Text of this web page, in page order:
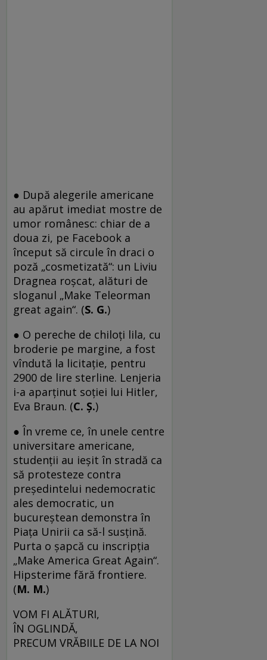
● După alegerile americane
au apărut imediat mostre de
umor românesc: chiar de a
doua zi, pe Facebook a
început să circule în draci o
poză „cosmetizată“: un Liviu
Dragnea roșcat, alături de
sloganul „Make Teleorman
great again“. (S. G.)
● O pereche de chiloți lila, cu
broderie pe margine, a fost
vîndută la licitație, pentru
2900 de lire sterline. Lenjeria
i-a aparținut soției lui Hitler,
Eva ­Braun. (C. Ș.)
● În vreme ce, în unele centre
universitare americane,
studenţii au ieşit în stradă ca
să protesteze contra
preşedintelui nedemocratic
ales democratic, un
bucureştean demonstra în
Piaţa Unirii ca să-l susţină.
Purta o şapcă cu inscripţia
„Make America Great Again“.
Hipsterime fără frontiere.
(M. M.)
VOM FI ALĂTURI,
ÎN OGLINDĂ,
PRECUM VRĂBIILE DE LA NOI